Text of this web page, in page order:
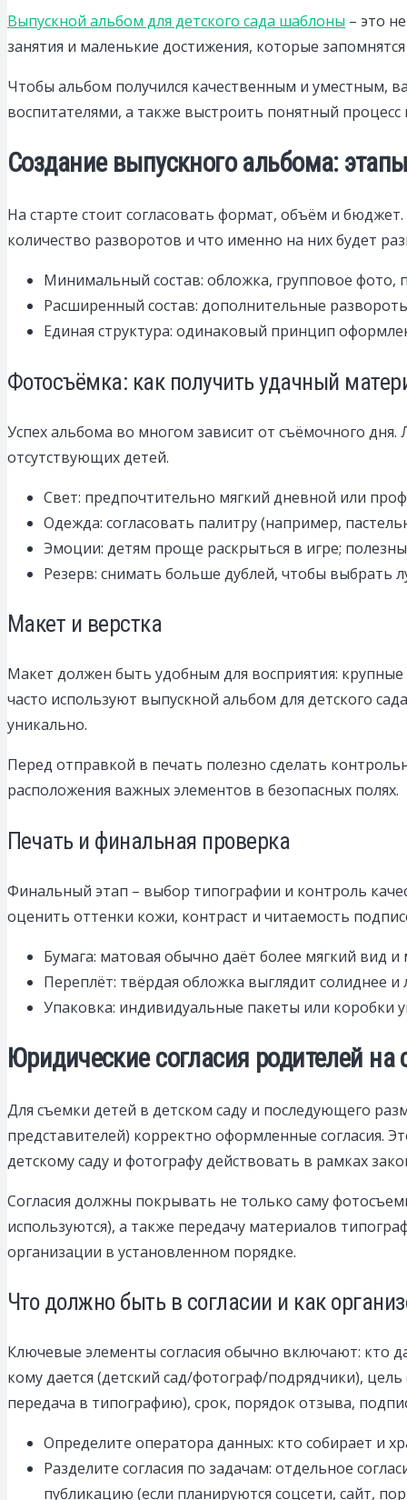
Выпускной альбом для детского сада шаблоны – это
занятия и маленькие достижения, которые
Чтобы альбом получился качественным и уместным,
воспитателями, а также выстроить понятный
Создание выпускного альбома:
На старте стоит согласовать формат, объём и
количество разворотов и что именно на них будет
Минимальный состав: обложка, групповое фото,
Расширенный состав: дополнительные
Единая структура: одинаковый принцип
Фотосъёмка: как получить удачный
Успех альбома во многом зависит от съёмочного
отсутствующих детей.
Свет: предпочтительно мягкий дневной или
Одежда: согласовать палитру (например,
Эмоции: детям проще раскрыться в игре;
Резерв: снимать больше дублей, чтобы выбрать
Макет и верстка
Макет должен быть удобным для восприятия:
часто используют выпускной альбом для детского
уникально.
Перед отправкой в печать полезно сделать
расположения важных элементов в безопасных полях.
Печать и финальная проверка
Финальный этап – выбор типографии и контроль
оценить оттенки кожи, контраст и читаемость
Бумага: матовая обычно даёт более мягкий вид
Переплёт: твёрдая обложка выглядит солиднее
Упаковка: индивидуальные пакеты или
Юридические согласия родителей
Для съемки детей в детском саду и последующего
представителей) корректно оформленные согласия.
детскому саду и фотографу действовать в рамках
Согласия должны покрывать не только саму
используются), а также передачу материалов
организации в установленном порядке.
Что должно быть в согласии и как
Ключевые элементы согласия обычно включают: кто
кому дается (детский сад/фотограф/подрядчики),
передача в типографию), срок, порядок отзыва,
Определите оператора данных: кто собирает и
Разделите согласия по задачам: отдельное
публикацию (если планируются соцсети, сайт,